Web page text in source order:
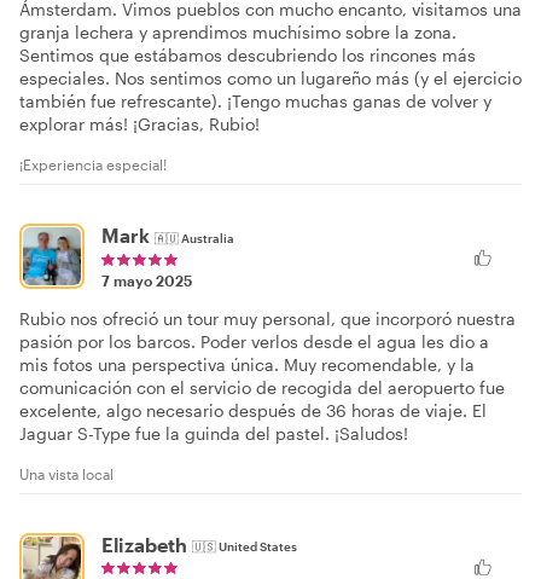
Ámsterdam. Vimos pueblos con mucho encanto, visitamos una
granja lechera y aprendimos muchísimo sobre la zona.
Sentimos que estábamos descubriendo los rincones más
especiales. Nos sentimos como un lugareño más (y el ejercicio
también fue refrescante). ¡Tengo muchas ganas de volver y
explorar más! ¡Gracias, Rubio!
¡Experiencia especial!
Mark 🇦🇺Australia
7 mayo 2025
Rubio nos ofreció un tour muy personal, que incorporó nuestra
pasión por los barcos. Poder verlos desde el agua les dio a
mis fotos una perspectiva única. Muy recomendable, y la
comunicación con el servicio de recogida del aeropuerto fue
excelente, algo necesario después de 36 horas de viaje. El
Jaguar S-Type fue la guinda del pastel. ¡Saludos!
Una vista local
Elizabeth 🇺🇸United States